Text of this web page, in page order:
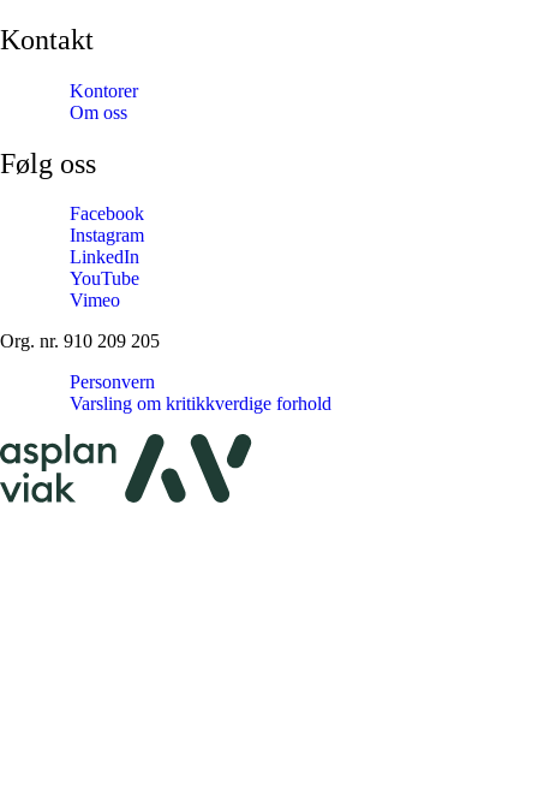
Kontakt
Kontorer
Om oss
Følg oss
Facebook
Instagram
LinkedIn
YouTube
Vimeo
Org. nr. 910 209 205
Personvern
Varsling om kritikkverdige forhold